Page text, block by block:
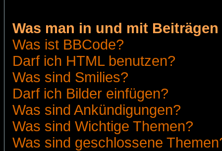
Was man in und mit
Was ist BBCode?
Darf ich HTML benutzen?
Was sind Smilies?
Darf ich Bilder einfügen?
Was sind Ankündigungen?
Was sind Wichtige Themen?
Was sind geschlossene